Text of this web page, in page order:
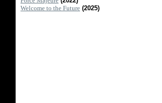
Welcome to the Future (2025)